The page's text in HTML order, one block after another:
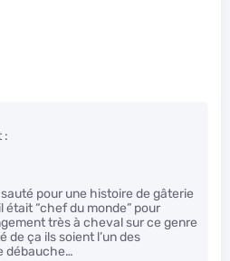
:
pour une histoire de gâterie
était “chef du monde” pour
très à cheval sur ce genre
de ça ils soient l’un des
débauche…